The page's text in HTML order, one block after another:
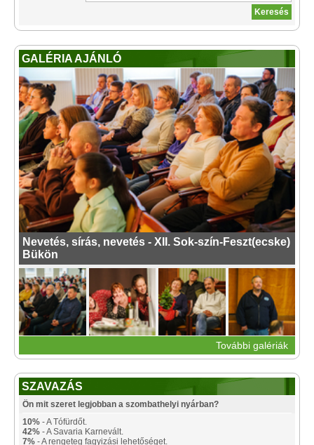
GALÉRIA AJÁNLÓ
Nevetés, sírás, nevetés - XII. Sok-szín-Feszt(ecske)
Bükön
További galériák
SZAVAZÁS
Ön mit szeret legjobban a szombathelyi nyárban?
10% - A Tófürdőt.
42% - A Savaria Karnevált.
7% - A rengeteg fagyizási lehetőséget.